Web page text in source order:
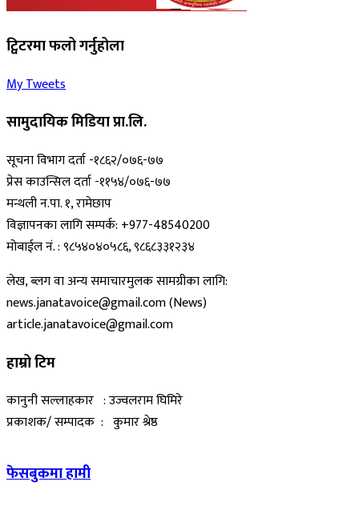
ट्विटरमा फलो गर्नुहोला
My Tweets
सामुदायिक मिडिया प्रा.लि.
सूचना विभाग दर्ता -१८६२/०७६-७७
प्रेस काउन्सिल दर्ता -११५४/०७६-७७
मन्थली न.पा. १, रामेछाप
विज्ञापनका लागि सम्पर्क: +977-48540200
मोबाईल नं. : ९८५४०४०५८६, ९८६८३३१२३४
लेख, ब्लग वा अन्य समाचारमुलक सामग्रीका लागि:
news.janatavoice@gmail.com (News)
article.janatavoice@gmail.com
हाम्रो टिम
कानुनी सल्लाहकार : उज्वलराम घिमिरे
प्रकाशक/ सम्पादक : कुमार श्रेष्ठ
फेसबुकमा हामी